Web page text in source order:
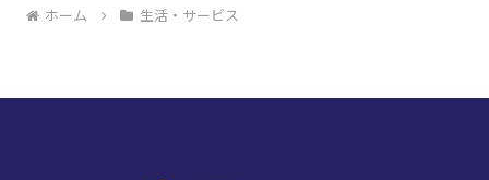
ホーム 生活・サービス